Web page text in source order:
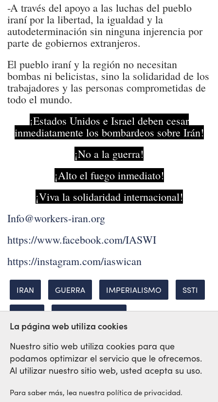
-A través del apoyo a las luchas del pueblo
iraní por la libertad, la igualdad y la
autodeterminación sin ninguna injerencia por
parte de gobiernos extranjeros.
El pueblo iraní y la región no necesitan
bombas ni belicistas, sino la solidaridad de los
trabajadores y las personas comprometidas de
todo el mundo.
¡Estados Unidos e Israel deben cesar
inmediatamente los bombardeos sobre Irán!
¡No a la guerra!
¡Alto el fuego inmediato!
¡Viva la solidaridad internacional!
Info@workers-iran.org
https://www.facebook.com/IASWI
https://instagram.com/iaswican
IRAN GUERRA IMPERIALISMO SSTI
IASWI MANIFESTACION
Red Sindical Internacional
La página web utiliza cookies
Nuestro sitio web utiliza cookies para que
podamos optimizar el servicio que le ofrecemos.
Al utilizar nuestro sitio web, usted acepta su uso.
Para saber más, lea nuestra política de privacidad.